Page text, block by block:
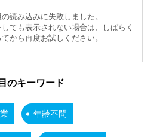
読み込みに失敗しました。
ても表示されない場合は、しばらく
から再度お試しください。
のキーワード
年齢不問